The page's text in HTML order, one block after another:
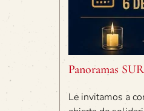
Panoramas
Le invitamos a